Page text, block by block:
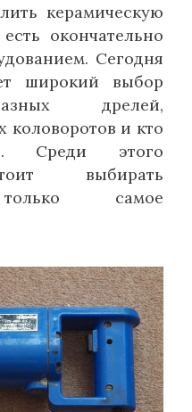
керамическую
окончательно
Сегодня
широкий выбор
дрелей,
коловоротов и кто
Среди этого
выбирать
самое